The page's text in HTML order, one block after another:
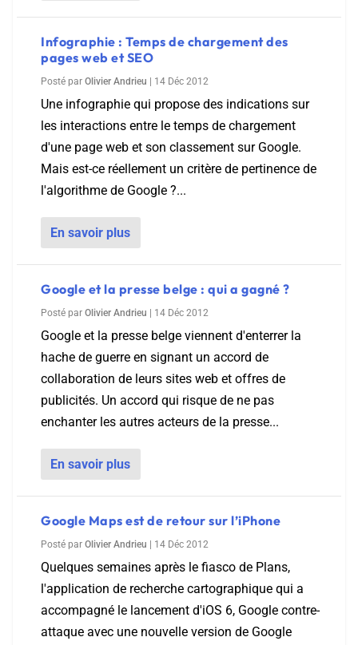
Infographie : Temps de chargement des
pages web et SEO
Posté par Olivier Andrieu 14 Déc 2012
Une infographie qui propose des indications sur
les interactions entre le temps de chargement
d'une page web et son classement sur Google.
Mais est-ce réellement un critère de pertinence de
l'algorithme de Google ?...
En savoir plus
Google et la presse belge : qui a gagné ?
Posté par Olivier Andrieu 14 Déc 2012
Google et la presse belge viennent d'enterrer la
hache de guerre en signant un accord de
collaboration de leurs sites web et offres de
publicités. Un accord qui risque de ne pas
enchanter les autres acteurs de la presse...
En savoir plus
Google Maps est de retour sur l’iPhone
Posté par Olivier Andrieu 14 Déc 2012
Quelques semaines après le fiasco de Plans,
l'application de recherche cartographique qui a
accompagné le lancement d'iOS 6, Google contre-
attaque avec une nouvelle version de Google